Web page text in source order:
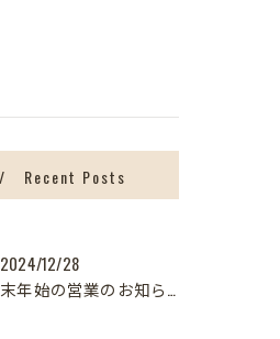
Recent Posts
2024/12/28
年末年始の営業のお知らせ【盛岡の雑貨屋】